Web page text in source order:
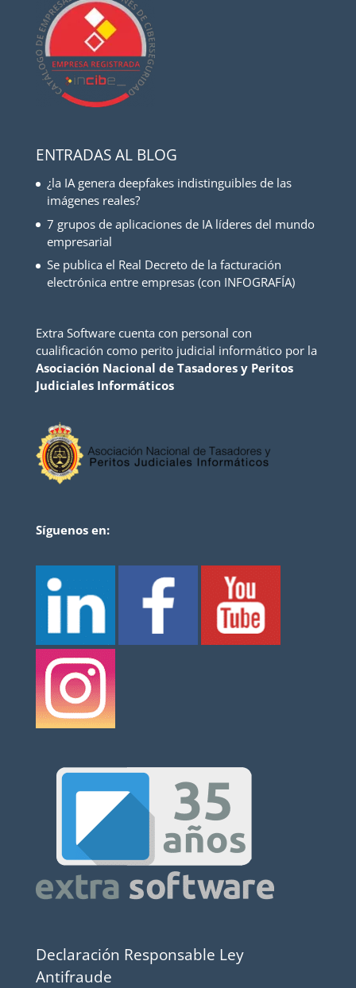
ENTRADAS AL BLOG
¿la IA genera deepfakes indistinguibles de las
imágenes reales?
7 grupos de aplicaciones de IA líderes del mundo
empresarial
Se publica el Real Decreto de la facturación
electrónica entre empresas (con INFOGRAFÍA)
Extra Software cuenta con personal con
cualificación como perito judicial informático por la
Asociación Nacional de Tasadores y Peritos
Judiciales Informáticos
Síguenos en:
Declaración Responsable Ley
Antifraude